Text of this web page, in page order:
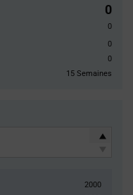
0
0
0
0
15 Semaines
2000